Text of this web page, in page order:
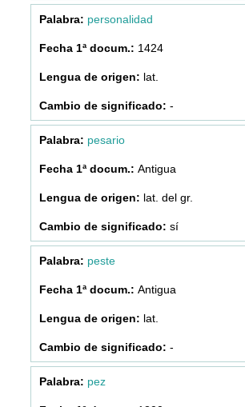
personalidad
1424
lat.
-
pesario
Antigua
lat. del gr.
sí
peste
Antigua
lat.
-
pez